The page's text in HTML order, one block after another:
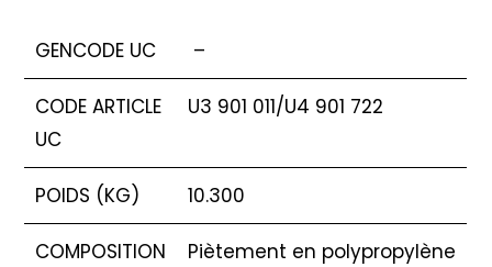
GENCODE UC –
CODE ARTICLE
UC
U3 901 011/U4 901 722
POIDS (KG) 10.300
COMPOSITION
Piètement en polypropylène